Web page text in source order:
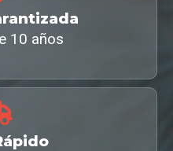
10 años